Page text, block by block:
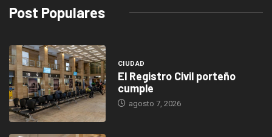
Post Populares
CIUDAD
El Registro Civil porteño
cumple
agosto 7, 2026